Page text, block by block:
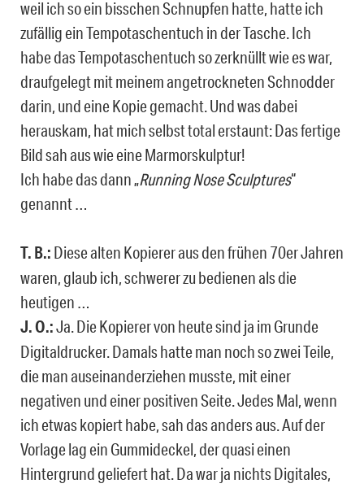
weil ich so ein bisschen Schnupfen hatte, hatte ich
zufällig ein Tempotaschentuch in der Tasche. Ich
habe das Tempotaschentuch so zerknüllt wie es war,
draufgelegt mit meinem angetrockneten Schnodder
darin, und eine Kopie gemacht. Und was dabei
herauskam, hat mich selbst total erstaunt: Das fertige
Bild sah aus wie eine Marmorskulptur!
Ich habe das dann „Running Nose Sculptures“
genannt …
T. B.: Diese alten Kopierer aus den frühen 70er Jahren
waren, glaub ich, schwerer zu bedienen als die
heutigen …
J. O.:Ja. Die Kopierer von heute sind ja im Grunde
Digitaldrucker. Damals hatte man noch so zwei Teile,
die man auseinanderziehen musste, mit einer
negativen und einer positiven Seite. Jedes Mal, wenn
ich etwas kopiert habe, sah das anders aus. Auf der
Vorlage lag ein Gummideckel, der quasi einen
Hintergrund geliefert hat. Da war ja nichts Digitales,